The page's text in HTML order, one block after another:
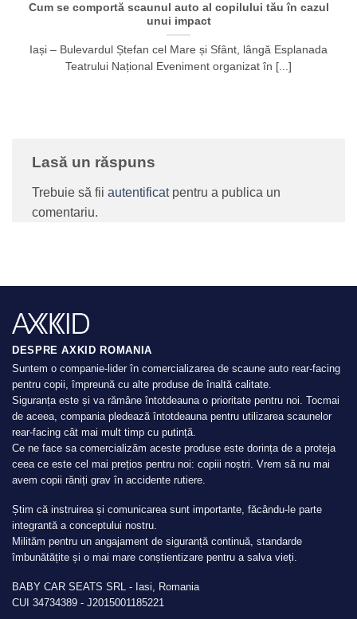
Cum se comportă scaunul auto al copilului tău în cazul
unui impact
Iași – Bulevardul Ștefan cel Mare și Sfânt, lângă Esplanada
Teatrului Național Eveniment organizat în [...]
Lasă un răspuns
Trebuie să fii autentificatpentru a publica un
comentariu.
DESPRE AXKID ROMANIA
Suntem o companie-lider în comercializarea de scaune auto rear-facing
pentru copii, împreună cu alte produse de înaltă calitate.
Siguranța este și va rămâne întotdeauna o prioritate pentru noi. Tocmai
de aceea, compania pledează întotdeauna pentru utilizarea scaunelor
rear-facing cât mai mult timp cu putință.
Ce ne face sa comercializăm aceste produse este dorința de a proteja
ceea ce este cel mai prețios pentru noi: copiii noștri. Vrem să nu mai
avem copii răniți grav în accidente rutiere.
Știm că instruirea și comunicarea sunt importante, făcându-le parte
integrantă a conceptului nostru.
Milităm pentru un angajament de siguranță continuă, standarde
îmbunătățite și o mai mare conștientizare pentru a salva vieți.
BABY CAR SEATS SRL - Iasi, Romania
CUI 34734389 - J2015001185221